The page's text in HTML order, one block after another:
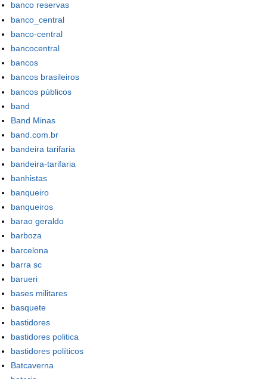
banco reservas
banco_central
banco-central
bancocentral
bancos
bancos brasileiros
bancos públicos
band
Band Minas
band.com.br
bandeira tarifaria
bandeira-tarifaria
banhistas
banqueiro
banqueiros
barao geraldo
barboza
barcelona
barra sc
barueri
bases militares
basquete
bastidores
bastidores politica
bastidores políticos
Batcaverna